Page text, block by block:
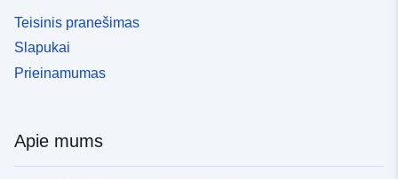
Teisinis pranešimas
Slapukai
Prieinamumas
Apie mums